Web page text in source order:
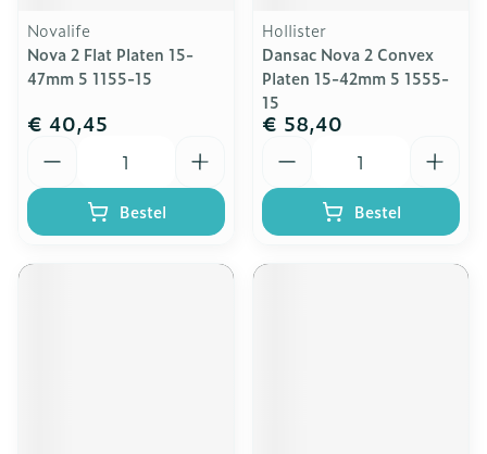
Novalife
Nova 2 Flat Platen 15-
47mm 5 1155-15
€ 40,45
Bestel
Hollister
Dansac Nova 2 Convex
Platen 15-42mm 5 1555-
15
€ 58,40
Bestel